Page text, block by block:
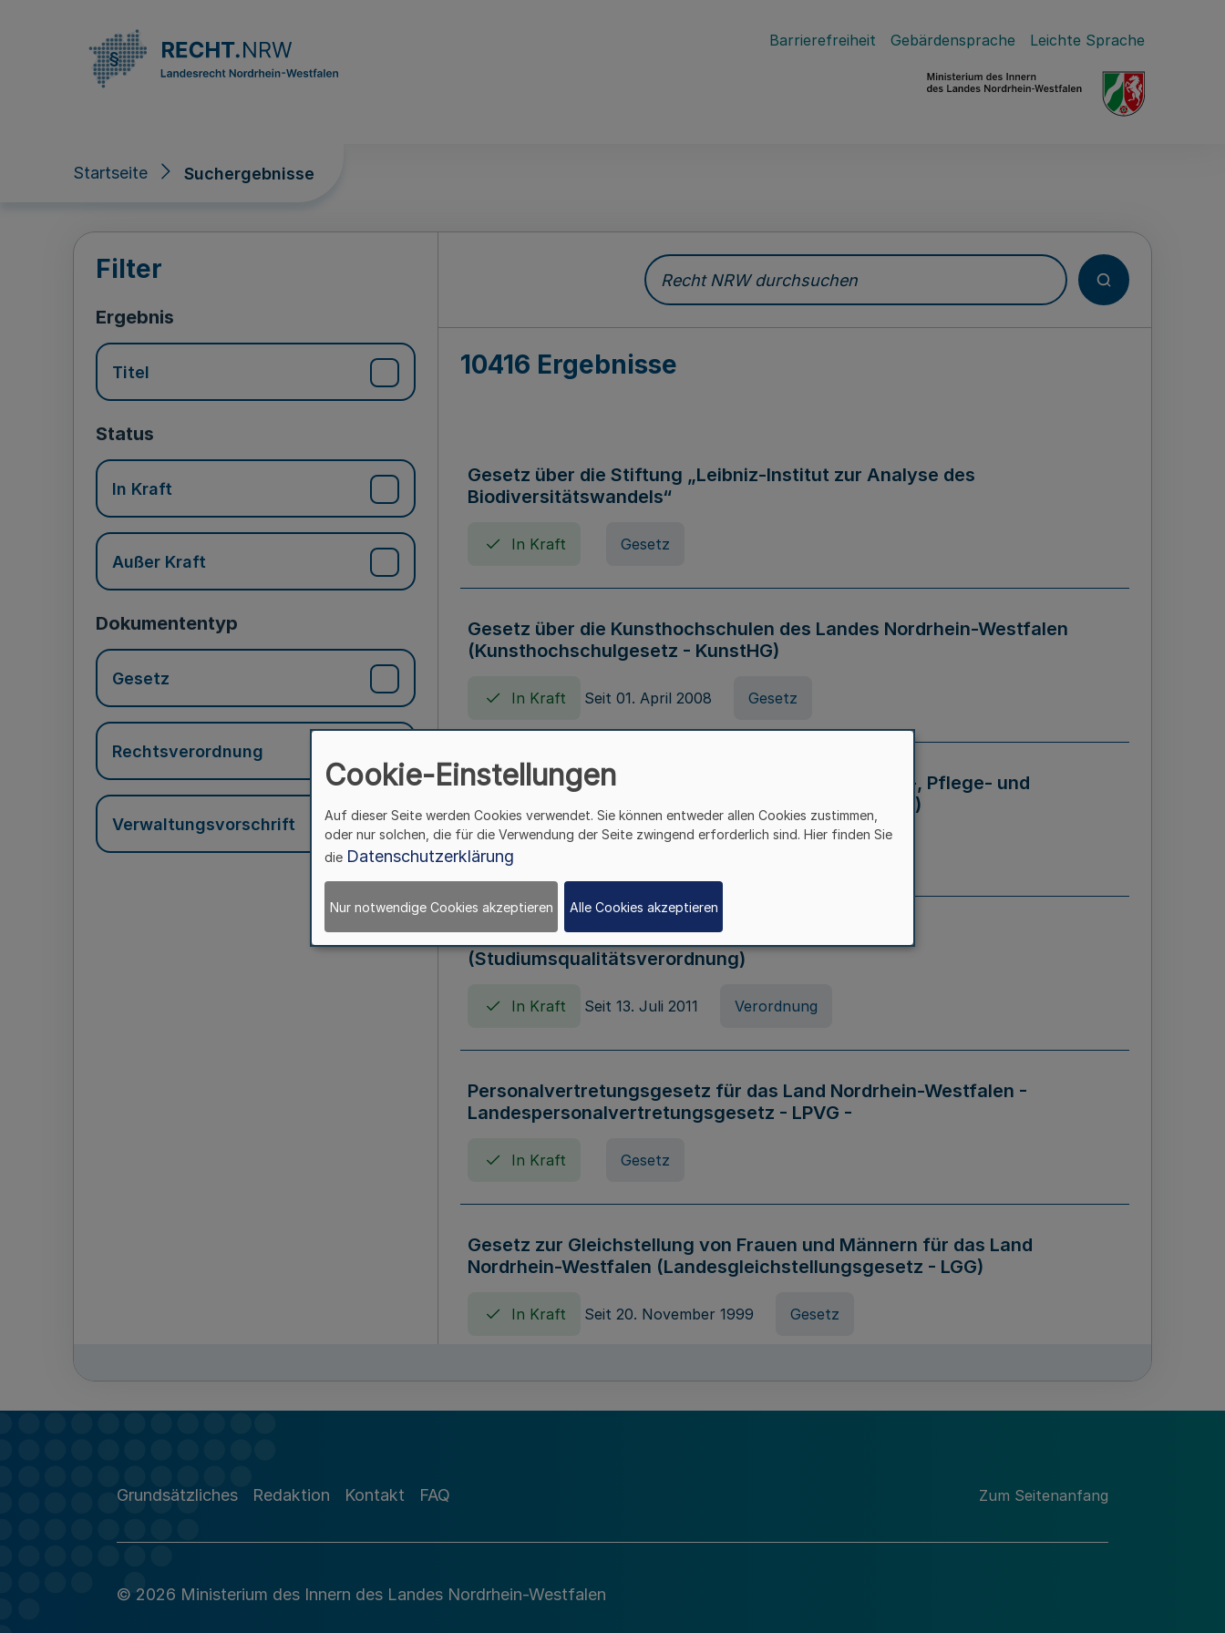
Barrierefreiheit Gebärdensprache Leichte Sprache
Startseite Suchergebnisse
Suchergebnisse
Filter
Ergebnis
Titel
Status
In Kraft
Außer Kraft
Dokumententyp
Gesetz
Rechtsverordnung
Verwaltungsvorschrift
Recht NRW durchsuchen
10416 Ergebnisse
Gesetz über die Stiftung „Leibniz-Institut zur Analyse des
Biodiversitätswandels“
In Kraft Gesetz
Gesetz über die Kunsthochschulen des Landes Nordrhein-Westfalen
(Kunsthochschulgesetz - KunstHG)
In Kraft Seit 01. April 2008 Gesetz
Verordnung über Beihilfen in Geburts-, Krankheits-, Pflege- und
Todesfällen (Beihilfenverordnung NRW - BVO NRW)
In Kraft
Verordnung zum Studiumsqualitätsgesetz
(Studiumsqualitätsverordnung)
In Kraft Seit 13. Juli 2011 Verordnung
Personalvertretungsgesetz für das Land Nordrhein-Westfalen -
Landespersonalvertretungsgesetz - LPVG -
In Kraft Gesetz
Gesetz zur Gleichstellung von Frauen und Männern für das Land
Nordrhein-Westfalen (Landesgleichstellungsgesetz - LGG)
In Kraft Seit 20. November 1999 Gesetz
Grundsätzliches Redaktion Kontakt FAQ Zum Seitenanfang
© 2026 Ministerium des Innern des Landes Nordrhein-Westfalen
Cookie-Einstellungen
Auf dieser Seite werden Cookies verwendet. Sie können entweder allen Cookies zustimmen,
oder nur solchen, die für die Verwendung der Seite zwingend erforderlich sind. Hier finden Sie
die Datenschutzerklärung
Nur notwendige Cookies akzeptieren Alle Cookies akzeptieren